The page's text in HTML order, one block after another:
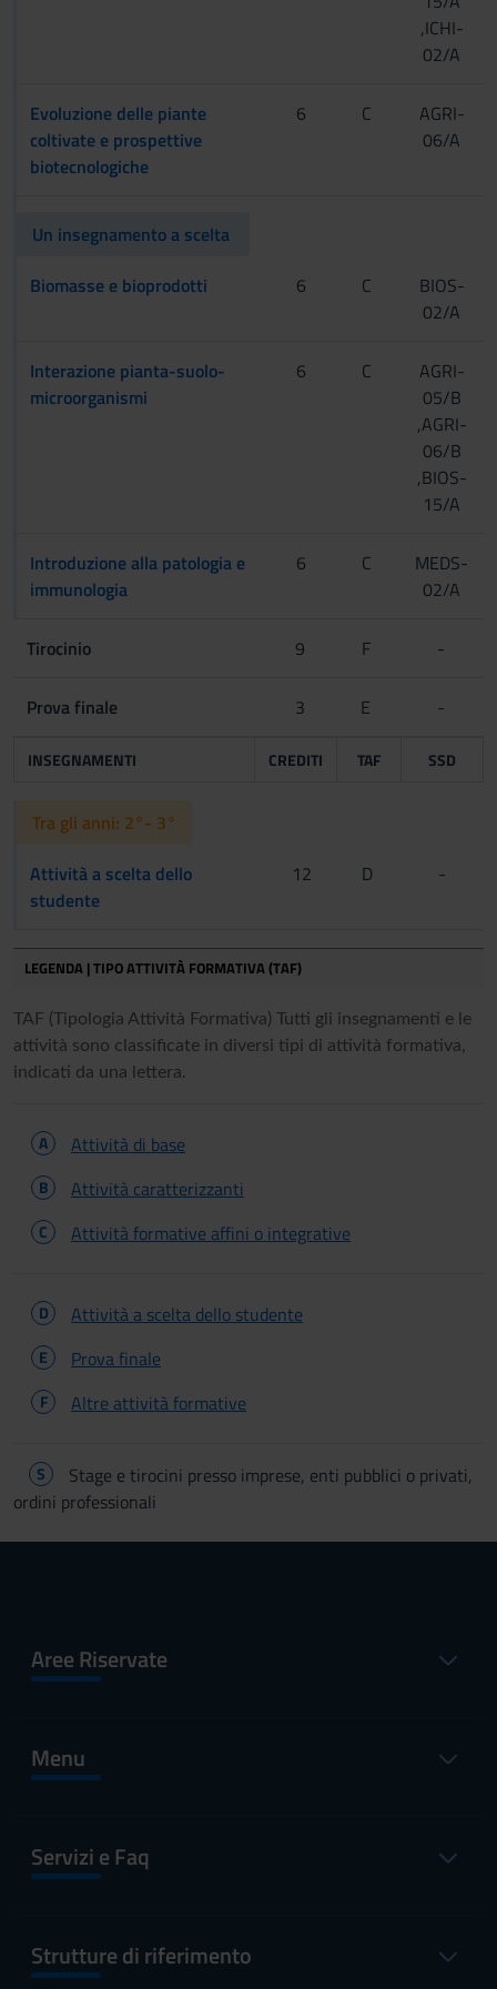
,ICHI-
02/A
Evoluzione delle piante
coltivate e prospettive
biotecnologiche
6 C
AGRI-
06/A
Un insegnamento a scelta
Biomasse e bioprodotti
6 C
BIOS-
02/A
Interazione pianta-suolo-
microorganismi
6 C
AGRI-
05/B
,AGRI-
06/B
,BIOS-
15/A
Introduzione alla patologia e
immunologia
6 C
MEDS-
02/A
Tirocinio 9 F -
Prova finale 3 E -
INSEGNAMENTI CREDITI TAF SSD
Tra gli anni: 2°- 3°
Attività a scelta dello
studente
12 D -
LEGENDA | TIPO ATTIVITÀ FORMATIVA (TAF)
TAF (Tipologia Attività Formativa) Tutti gli insegnamenti e le
attività sono classificate in diversi tipi di attività formativa,
indicati da una lettera.
A Attività di base
B Attività caratterizzanti
C Attività formative affini o integrative
D Attività a scelta dello studente
E Prova finale
F Altre attività formative
S
Stage e tirocini presso imprese, enti pubblici o privati,
ordini professionali
Aree Riservate
Menu
Servizi e Faq
Strutture di riferimento